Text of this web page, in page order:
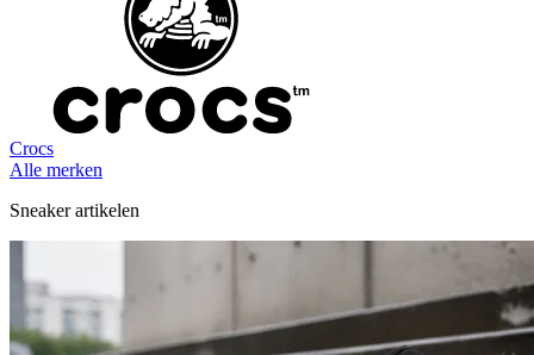
Crocs
Alle merken
Sneaker artikelen